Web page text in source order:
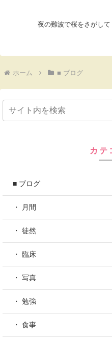
夜の難波で桜をさがして
ホーム ■ ブログ
カテ
■ ブログ
・ 月間
・ 徒然
・ 臨床
・ 写真
・ 勉強
・ 食事